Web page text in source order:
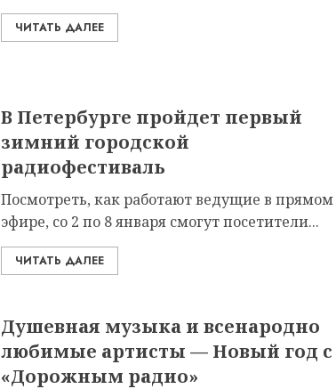
ЧИТАТЬ ДАЛЕЕ
В Петербурге пройдет первый
зимний городской
радиофестиваль
Посмотреть, как работают ведущие в прямом
эфире, со 2 по 8 января смогут посетители...
ЧИТАТЬ ДАЛЕЕ
Душевная музыка и всенародно
любимые артисты — Новый год с
«Дорожным радио»